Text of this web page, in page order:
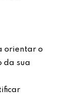
orientar o
da sua